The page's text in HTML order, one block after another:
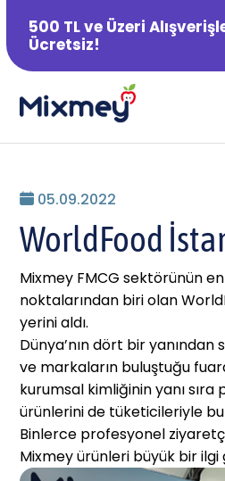
500 TL ve Üzeri
Ücretsiz!
05.09.2022
WorldFood
Mixmey FMCG sektörünün
noktalarından biri olan
yerini aldı.
Dünya’nın dört bir
ve markaların buluştuğu
kurumsal kimliğinin yanı sıra
ürünlerini de tüketicileriyle
Binlerce profesyonel
Mixmey ürünleri büyük bir ilgi